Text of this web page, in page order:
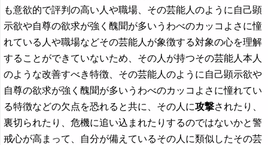
も意欲的で評判の高い人や職場、その芸能人のように自己顕
示欲や自尊の欲求が強く醜聞が多いうわべのカッコよさに憧
れている人や職場などその芸能人が象徴する対象の心を理解
することができていないため、その人が持つその芸能人本人
のような改善すべき特徴、その芸能人のように自己顕示欲や
自尊の欲求が強く醜聞が多いうわべのカッコよさに憧れてい
る特徴などの欠点を恐れると共に、その人に攻撃されたり、
裏切られたり、危機に追い込まれたりするのではないかと警
戒心が高まって、自分が備えているその人に類似したその芸